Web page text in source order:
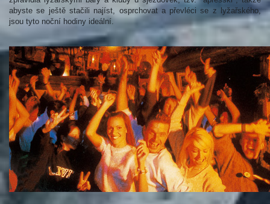
abyste se ještě stačili najíst, osprchovat a převléci se z lyžařského,
jsou tyto noční hodiny ideální.